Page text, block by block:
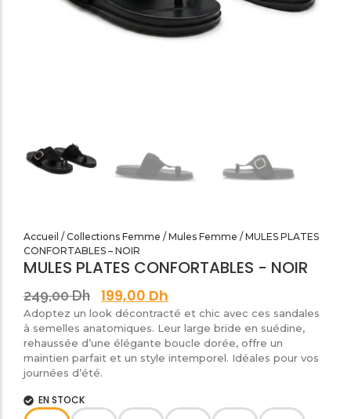
SANDALES PLATES & MEDICALES FEMME
Accueil / Collections Femme / Mules Femme / MULES PLATES
CONFORTABLES – NOIR
MULES PLATES CONFORTABLES - NOIR
249,00Dh 199,00 Dh
Adoptez un look décontracté et chic avec ces sandales
à semelles anatomiques. Leur large bride en suédine,
rehaussée d’une élégante boucle dorée, offre un
maintien parfait et un style intemporel. Idéales pour vos
journées d’été.
EN STOCK